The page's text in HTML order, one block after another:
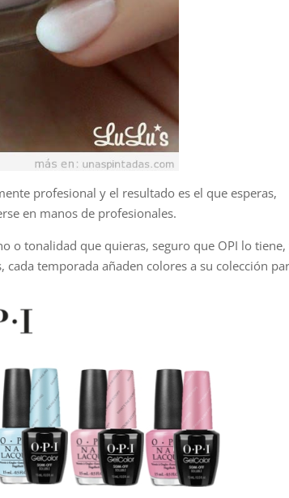
profesional y el resultado es el que esperas,
en manos de profesionales.
o tonalidad que quieras, seguro que OPI lo tiene,
temporada añaden colores a su colección